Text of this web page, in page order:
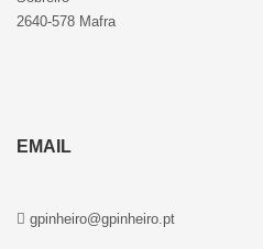
2640-578 Mafra
EMAIL
gpinheiro@gpinheiro.pt